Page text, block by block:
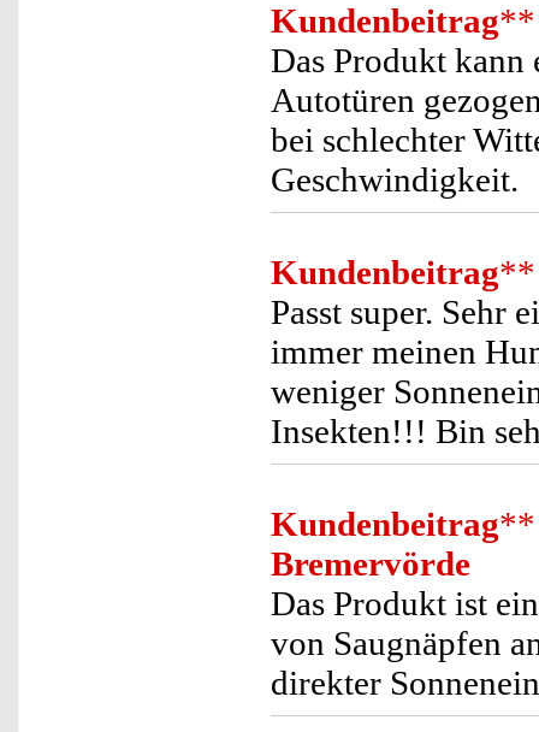
Kundenbeitrag**
Das Produkt kann
Autotüren
bei schlechter
Geschwindigkeit.
Kundenbeitrag**
Passt super. Sehr
immer meinen
weniger
Insekten!!! Bin
Kundenbeitrag**
Bremervörde
Das Produkt ist
von Saugnäpfen
direkter